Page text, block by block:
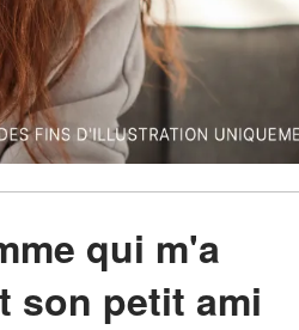
qui m'a
son petit ami